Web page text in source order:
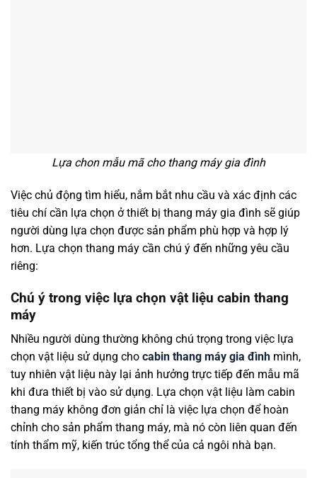
Lựa chon mẫu mã cho thang máy gia đình
Việc chủ động tìm hiểu, nắm bắt nhu cầu và xác định các
tiêu chí cần lựa chọn ở thiết bị thang máy gia đình sẽ giúp
người dùng lựa chọn được sản phẩm phù hợp và hợp lý
hơn. Lựa chọn thang máy cần chú ý đến những yêu cầu
riêng:
Chú ý trong việc lựa chọn vật liệu cabin thang
máy
Nhiều người dùng thường không chú trọng trong việc lựa
chọn vật liệu sử dụng cho cabin thang máy gia đình mình,
tuy nhiên vật liệu này lại ảnh hưởng trực tiếp đến mẫu mã
khi đưa thiết bị vào sử dụng. Lựa chọn vật liệu làm cabin
thang máy không đơn giản chỉ là việc lựa chọn để hoàn
chỉnh cho sản phẩm thang máy, mà nó còn liên quan đến
tính thẩm mỹ, kiến trúc tổng thể của cả ngôi nhà bạn.